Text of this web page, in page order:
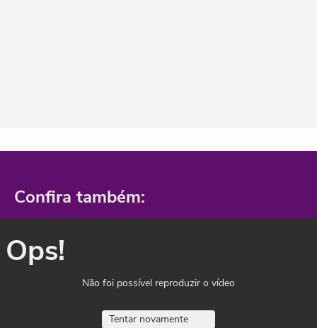
Confira também:
Ops!
Não foi possível reproduzir o vídeo
Tentar novamente